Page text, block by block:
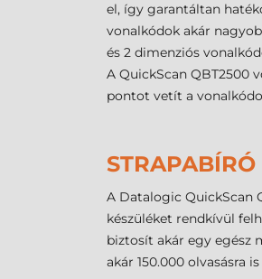
el, így garantáltan
vonalkódok akár
és 2 dimenziós
A QuickScan QBT2500
pontot vetít a
A Datalogic QuickScan
készüléket rendkívül
biztosít akár egy egész
akár 150.000 olvasásra